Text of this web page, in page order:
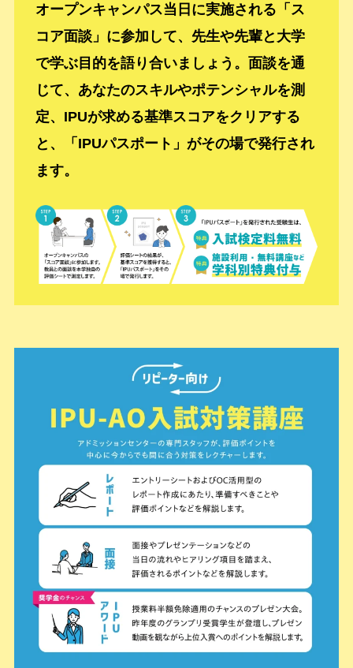
オープンキャンパス当日に実施される「ス
コア面談」に参加して、先生や先輩と大学
で学ぶ目的を語り合いましょう。面談を通
じて、あなたのスキルやポテンシャルを測
定、IPUが求める基準スコアをクリアする
と、「IPUパスポート」がその場で発行され
ます。